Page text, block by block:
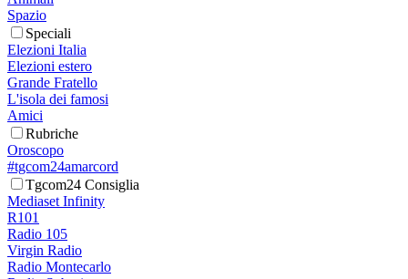
Spazio
Speciali
Elezioni Italia
Elezioni estero
Grande Fratello
L'isola dei famosi
Amici
Rubriche
Oroscopo
#tgcom24amarcord
Tgcom24 Consiglia
Mediaset Infinity
R101
Radio 105
Virgin Radio
Radio Montecarlo